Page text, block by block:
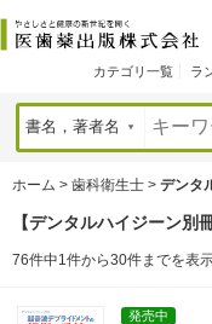
カテゴリ一覧 ラ
ホーム > 歯科衛生士 > デンタ
【デンタルハイジーン別
76件中1件から30件までを表
発売中